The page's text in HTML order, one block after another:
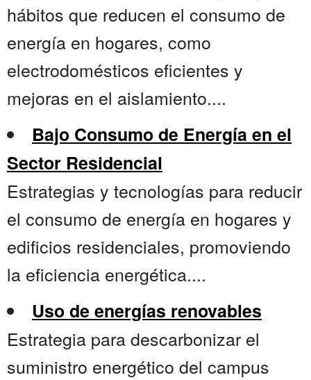
hábitos que reducen el consumo de
energía en hogares, como
electrodomésticos eficientes y
mejoras en el aislamiento....
Bajo Consumo de Energía en el
Sector Residencial
Estrategias y tecnologías para reducir
el consumo de energía en hogares y
edificios residenciales, promoviendo
la eficiencia energética....
Uso de energías renovables
Estrategia para descarbonizar el
suministro energético del campus